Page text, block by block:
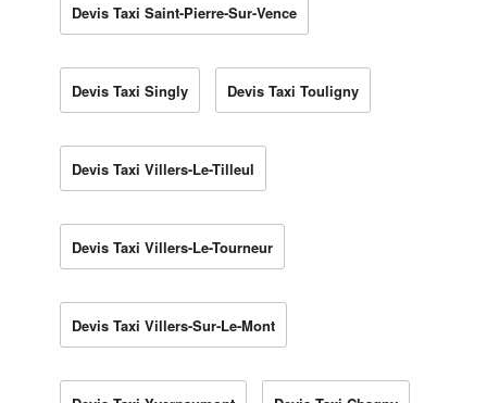
Devis Taxi Saint-Pierre-Sur-Vence
Devis Taxi Singly Devis Taxi Touligny
Devis Taxi Villers-Le-Tilleul
Devis Taxi Villers-Le-Tourneur
Devis Taxi Villers-Sur-Le-Mont